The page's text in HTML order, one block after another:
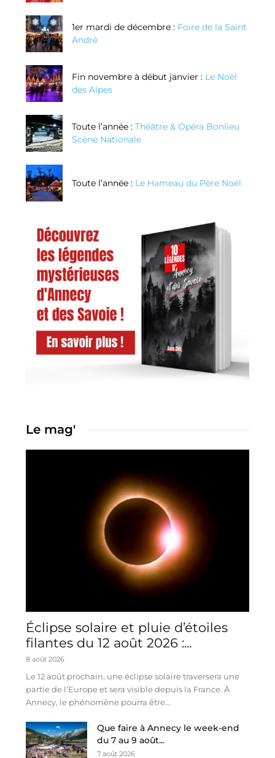
1er mardi de décembre : Foire de la Saint
André
Fin novembre à début janvier : Le Noël
des Alpes
Toute l’année : Théâtre & Opéra Bonlieu
Scène Nationale
Toute l’année : Le Hameau du Père Noël
Le mag'
Éclipse solaire et pluie d’étoiles
filantes du 12 août 2026 :...
8 août 2026
Le 12 août prochain, une éclipse solaire traversera une
partie de l’Europe et sera visible depuis la France. À
Annecy, le phénomène pourra être...
Que faire à Annecy le week-end
du 7 au 9 août...
7 août 2026